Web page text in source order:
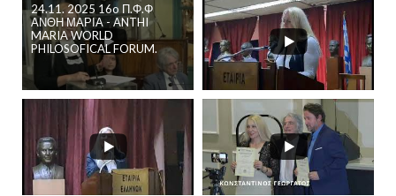
24.11. 2025 16o Π.Φ.Φ
ΑΝΘΗ ΜΑΡΙΑ - ANTHI
MARIA WORLD
PHILOSOFICAL FORUM.